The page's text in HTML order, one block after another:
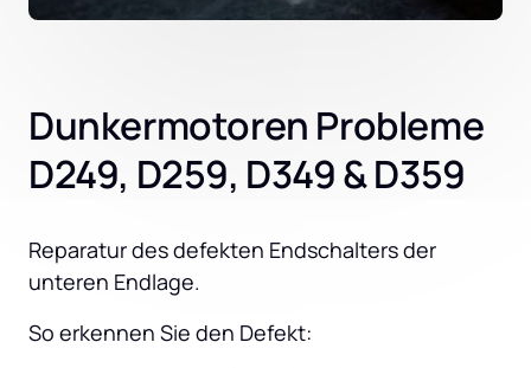
Dunkermotoren Probleme
D249, D259, D349 & D359
Reparatur des defekten Endschalters der
unteren Endlage.
So erkennen Sie den Defekt: